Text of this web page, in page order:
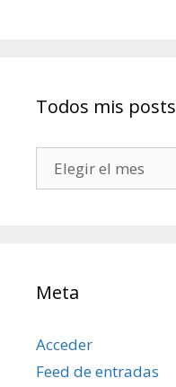
Todos mis posts
mis
Meta
Acceder
Feed de entradas